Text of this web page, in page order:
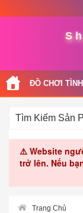
ĐỒ CHƠI
⚠️ Website
trở lên. Nếu
Trang Chủ